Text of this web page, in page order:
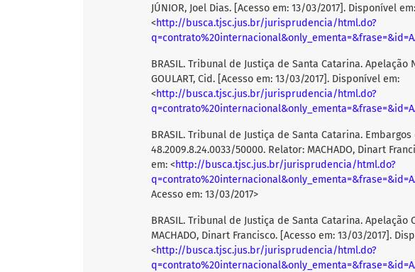
JÚNIOR, Joel Dias. [Acesso em: 13/03/2017]. Disponível em:
<http://busca.tjsc.jus.br/jurisprudencia/html.do?
BRASIL. Tribunal de Justiça de Santa Catarina. Apelação
GOULART, Cid. [Acesso em: 13/03/2017]. Disponível em:
<http://busca.tjsc.jus.br/jurisprudencia/html.do?
BRASIL. Tribunal de Justiça de Santa Catarina.
48.2009.8.24.0033/50000. Relator: MACHADO, Dinart
em: <http://busca.tjsc.jus.br/jurisprudencia/html.do?
Acesso em: 13/03/2017>
BRASIL. Tribunal de Justiça de Santa Catarina. Apelação
MACHADO, Dinart Francisco. [Acesso em: 13/03/2017].
<http://busca.tjsc.jus.br/jurisprudencia/html.do?